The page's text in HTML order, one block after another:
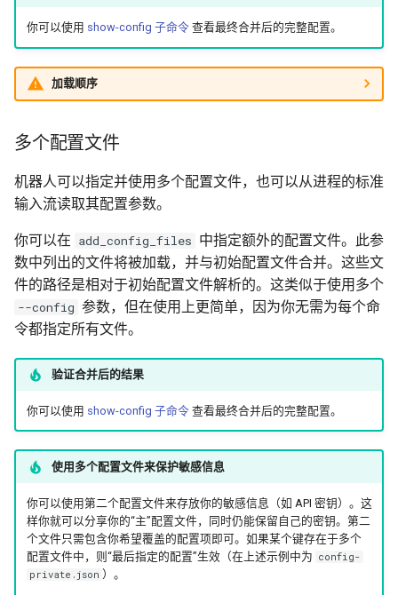
使用哪些值？
题
模拟运行的注意事项
切换到实盘模式
设置你的交易所账户
在 Freqtrade 中使用代理
为交易所请求配置代理
下一步
你可以使用 show-config 子命令查看最终合并后的完整配置。
加载顺序
多个配置文件
机器人可以指定并使用多个配置文件，也可以从进程的标准
输入流读取其配置参数。
你可以在 add_config_files 中指定额外的配置文件。此参
数中列出的文件将被加载，并与初始配置文件合并。这些文
件的路径是相对于初始配置文件解析的。这类似于使用多个
--config 参数，但在使用上更简单，因为你无需为每个命
令都指定所有文件。
验证合并后的结果
你可以使用 show-config 子命令查看最终合并后的完整配置。
使用多个配置文件来保护敏感信息
你可以使用第二个配置文件来存放你的敏感信息（如 API 密钥）。这
样你就可以分享你的“主”配置文件，同时仍能保留自己的密钥。第二
个文件只需包含你希望覆盖的配置项即可。如果某个键存在于多个
配置文件中，则“最后指定的配置”生效（在上述示例中为 config-
private.json ）。